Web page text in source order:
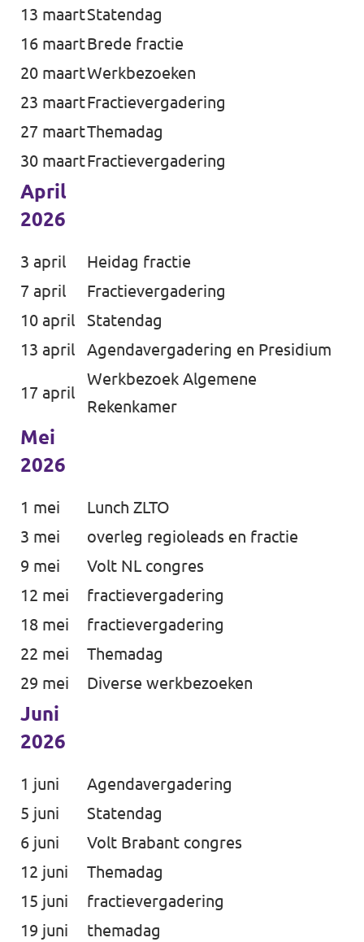
13 maartStatendag
16 maartBrede fractie
20 maartWerkbezoeken
23 maartFractievergadering
27 maartThemadag
30 maartFractievergadering
April
2026
3 april
Heidag fractie
7 april
Fractievergadering
10 april
Statendag
13 april
Agendavergadering en Presidium
17 april
Werkbezoek Algemene
Rekenkamer
Mei
2026
1 mei
Lunch ZLTO
3 mei
overleg regioleads en fractie
9 mei
Volt NL congres
12 mei
fractievergadering
18 mei
fractievergadering
22 mei
Themadag
29 mei
Diverse werkbezoeken
Juni
2026
1 juni
Agendavergadering
5 juni
Statendag
6 juni
Volt Brabant congres
12 juni
Themadag
15 juni
fractievergadering
19 juni
themadag